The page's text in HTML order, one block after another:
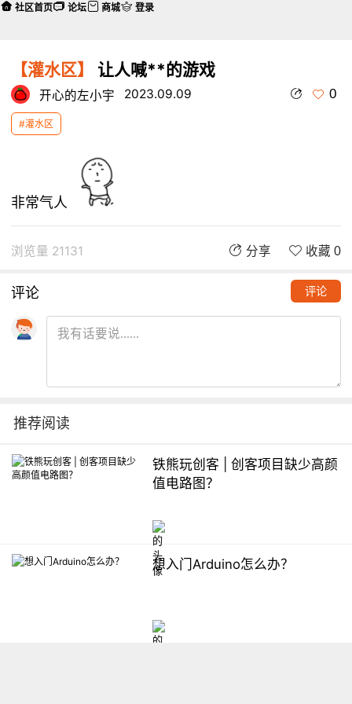
【灌水区】 让人喊**的游戏
开心的左小宇 2023.09.09 0
#灌水区
非常气人
浏览量 21131 分享 收藏 0
评论 评论
推荐阅读
铁熊玩创客 | 创客项目缺少高颜
值电路图？
想入门Arduino怎么办？
社区首页 论坛 商城 登录